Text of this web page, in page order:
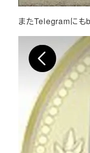
またTelegramにも